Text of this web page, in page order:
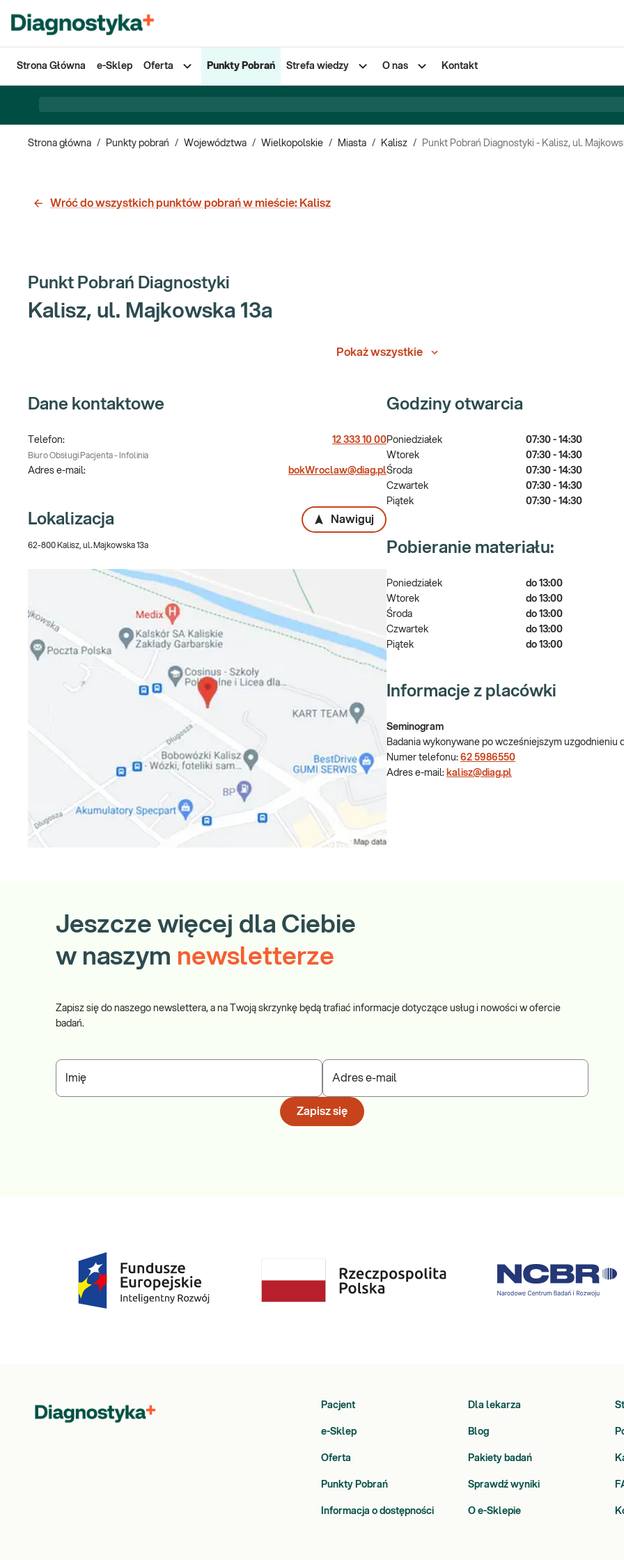
Strona Główna e-Sklep Oferta Punkty Pobrań Strefa wiedzy O nas Kontakt
Strona główna / Punkty pobrań / Województwa / Wielkopolskie / Miasta / Kalisz / Punkt Pobrań Diagnostyki - Kalisz, ul.
Wróć do wszystkich punktów pobrań w mieście: Kalisz
Punkt Pobrań Diagnostyki
Kalisz, ul. Majkowska 13a
Pokaż wszystkie
Dane kontaktowe
Telefon: 12 333 10 00
Biuro Obsługi Pacjenta - Infolinia
Adres e-mail: bokWroclaw@diag.pl
Lokalizacja Nawiguj
62-800 Kalisz, ul. Majkowska 13a
Godziny otwarcia
Poniedziałek
07:30 - 14:30
Wtorek
07:30 - 14:30
Środa
07:30 - 14:30
Czwartek
07:30 - 14:30
Piątek
07:30 - 14:30
Pobieranie materiału:
Poniedziałek
do 13:00
Wtorek
do 13:00
Środa
do 13:00
Czwartek
do 13:00
Piątek
do 13:00
Informacje z placówki
Seminogram
Badania wykonywane po wcześniejszym uzgodnieniu
Numer telefonu: 62 5986550
Adres e-mail: kalisz@diag.pl
Jeszcze więcej dla Ciebie
w naszym newsletterze
Zapisz się do naszego newslettera, a na Twoją skrzynkę będą trafiać informacje dotyczące usług i nowości w ofercie
badań.
Imię Adres e-mail
Zapisz się
Pacjent Dla lekarza
e-Sklep Blog
Oferta Pakiety badań
Punkty Pobrań Sprawdź wyniki
Informacja o dostępności O e-Sklepie